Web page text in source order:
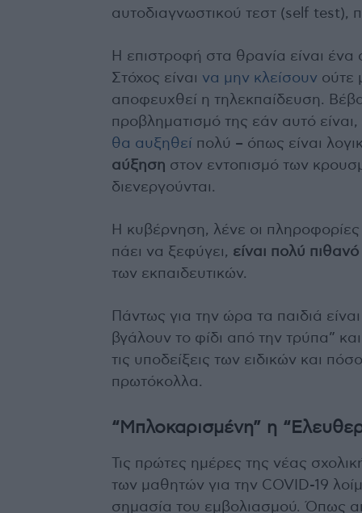
αυτοδιαγνωστικού τεστ (self test),
Η επιστροφή στα θρανία είναι
Στόχος είναι να μην κλείσουν ούτε
αποφευχθεί η τηλεκπαίδευση.
προβληματισμό της εάν αυτό
θα αυξηθεί πολύ – όπως είναι
αύξηση στον εντοπισμό των
διενεργούνται.
Η κυβέρνηση, λένε οι
πάει να ξεφύγει, είναι πολύ
των εκπαιδευτικών.
Πάντως για την ώρα τα παιδιά
βγάλουν το φίδι από την τρύπα”
τις υποδείξεις των ειδικών και
πρωτόκολλα.
“Μπλοκαρισμένη” η
Τις πρώτες ημέρες της νέας
των μαθητών για την COVID-19
σημασία του εμβολιασμού. Όπως